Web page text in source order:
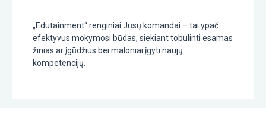
„Edutainment“ renginiai Jūsų komandai – tai ypač
efektyvus mokymosi būdas, siekiant tobulinti esamas
žinias ar įgūdžius bei maloniai įgyti naujų
kompetencijų.